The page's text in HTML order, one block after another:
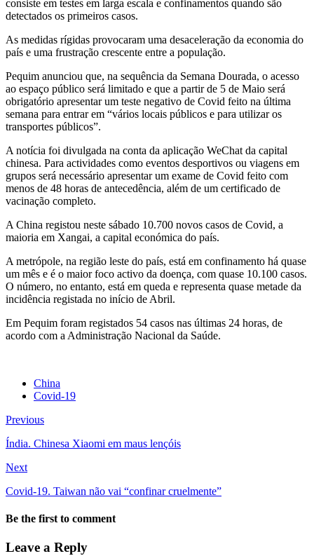
consiste em testes em larga escala e confinamentos quando são
detectados os primeiros casos.
As medidas rígidas provocaram uma desaceleração da economia do
país e uma frustração crescente entre a população.
Pequim anunciou que, na sequência da Semana Dourada, o acesso
ao espaço público será limitado e que a partir de 5 de Maio será
obrigatório apresentar um teste negativo de Covid feito na última
semana para entrar em “vários locais públicos e para utilizar os
transportes públicos”.
A notícia foi divulgada na conta da aplicação WeChat da capital
chinesa. Para actividades como eventos desportivos ou viagens em
grupos será necessário apresentar um exame de Covid feito com
menos de 48 horas de antecedência, além de um certificado de
vacinação completo.
A China registou neste sábado 10.700 novos casos de Covid, a
maioria em Xangai, a capital económica do país.
A metrópole, na região leste do país, está em confinamento há quase
um mês e é o maior foco activo da doença, com quase 10.100 casos.
O número, no entanto, está em queda e representa quase metade da
incidência registada no início de Abril.
Em Pequim foram registados 54 casos nas últimas 24 horas, de
acordo com a Administração Nacional da Saúde.
China
Covid-19
Previous
Índia. Chinesa Xiaomi em maus lençóis
Next
Covid-19. Taiwan não vai “confinar cruelmente”
Be the first to comment
Leave a Reply